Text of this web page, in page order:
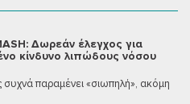
Δωρεάν έλεγχος για
κίνδυνο λιπώδους νόσου
συχνά παραμένει «σιωπηλή», ακόμη